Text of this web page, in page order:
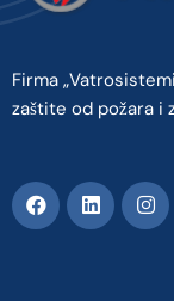
Firma
zaštite od požara i